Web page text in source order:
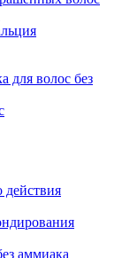
для волос без
действия
аммиака